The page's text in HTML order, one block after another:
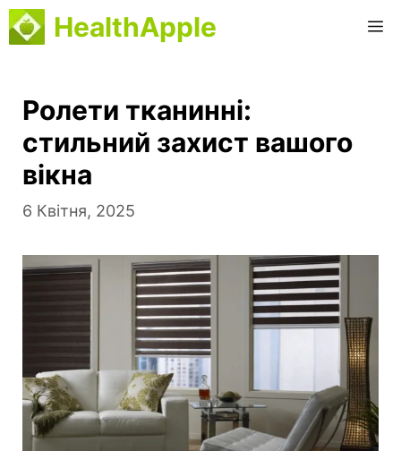
Перейти
до
HealthApple
Ролети тканинні:
стильний захист вашого
вікна
6 Квітня, 2025